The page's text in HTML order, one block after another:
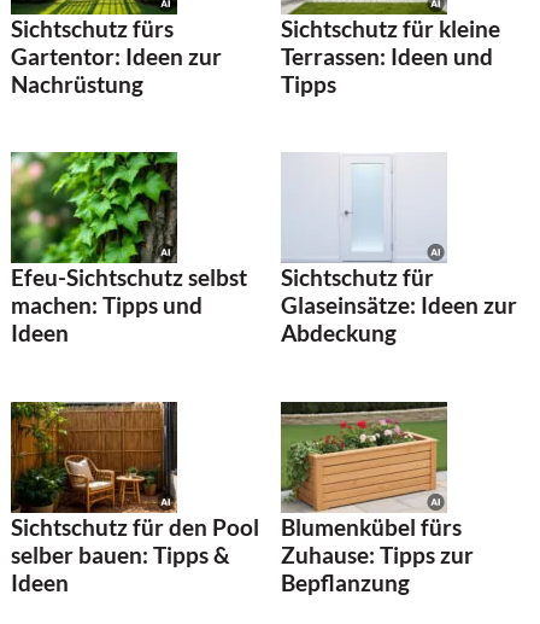
Sichtschutz fürs
Gartentor: Ideen zur
Nachrüstung
Sichtschutz für kleine
Terrassen: Ideen und
Tipps
Efeu-Sichtschutz selbst
machen: Tipps und
Ideen
Sichtschutz für
Glaseinsätze: Ideen zur
Abdeckung
Sichtschutz für den Pool
selber bauen: Tipps &
Ideen
Blumenkübel fürs
Zuhause: Tipps zur
Bepflanzung